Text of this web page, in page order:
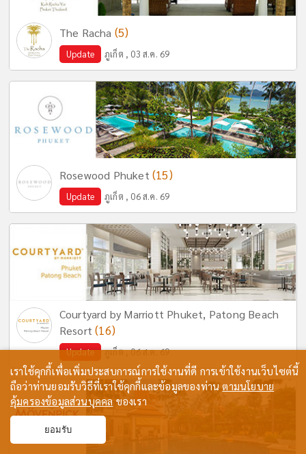
The Racha (5)
Update ภูเก็ต , 03 ส.ค. 69
Rosewood Phuket (15)
Update ภูเก็ต , 06 ส.ค. 69
Courtyard by Marriott Phuket, Patong Beach
Resort(16)
Update ภูเก็ต , 06 ส.ค. 69
เราใช้คุกกี้เพื่อเพิ่มประสบการณ์การใช้งานที่ดี การเข้าใช้งานเว็บไซต์นี้
ถือว่าท่านยอมรับวิธีที่เราใช้คุกกี้และข้อมูลของท่านตามนโยบาย
คุ้มครองข้อมูลส่วนบุคคล ของเรา
ยอมรับ